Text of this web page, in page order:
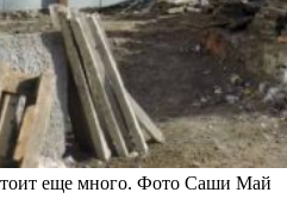
еще много. Фото Саши Май